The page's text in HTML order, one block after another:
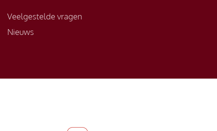
Veelgestelde vragen
Nieuws